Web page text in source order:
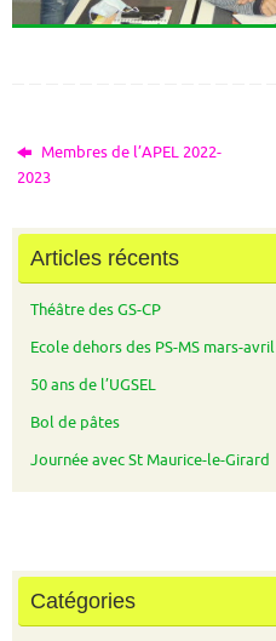
Membres de l’APEL 2022-
2023
Articles récents
Théâtre des GS-CP
Ecole dehors des PS-MS mars-avril
50 ans de l’UGSEL
Bol de pâtes
Journée avec St Maurice-le-Girard
Catégories